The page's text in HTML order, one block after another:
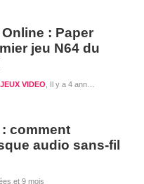
: Paper
jeu N64 du
Il y a 4 années et 8 mois
JEUX VIDEO
comment
audio sans-fil
et 9 mois